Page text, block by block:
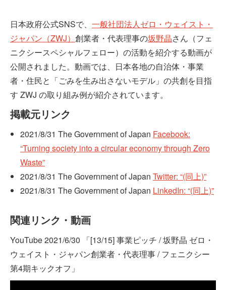
日本政府公式SNSで、 一般社団法人ゼロ・ウェイスト・
ジャパン（ZWJ） 創業者・代表理事の坂野晶さん（フェ
ニクシースペシャルフェロー）の活動を紹介する動画が
公開されました。動画では、日本各地の自治体・事業
者・住民と「ごみを生み出さないモデル」の共創を目指
す ZWJ の取り組み例が紹介されています。
掲載元リンク
2021/8/31 The Government of Japan Facebook:
“Turning society into a circular economy through Zero
Waste”
2021/8/31 The Government of Japan Twitter: “(同上)”
2021/8/31 The Government of Japan LinkedIn: “(同上)”
関連リンク・動画
YouTube 2021/6/30 「[13/15] 事業ピッチ / 坂野晶 ゼロ・
ウェイスト・ジャパン創業者・代表理事 / フェニクシー
第4期キックオフ」